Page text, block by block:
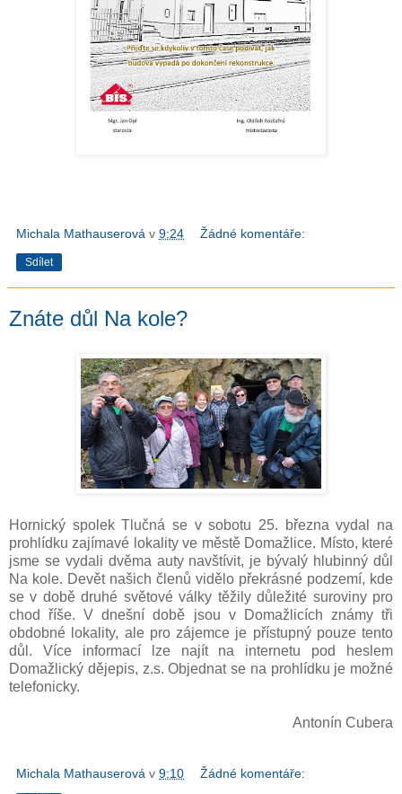
Michala Mathauserová v 9:24 Žádné komentáře:
Sdílet
Znáte důl Na kole?
Hornický spolek Tlučná se v sobotu 25. března vydal na
prohlídku zajímavé lokality ve městě Domažlice. Místo, které
jsme se vydali dvěma auty navštívit, je bývalý hlubinný důl
Na kole. Devět našich členů vidělo překrásné podzemí, kde
se v době druhé světové války těžily důležité suroviny pro
chod říše. V dnešní době jsou v Domažlicích známy tři
obdobné lokality, ale pro zájemce je přístupný pouze tento
důl. Více informací lze najít na internetu pod heslem
Domažlický dějepis, z.s. Objednat se na prohlídku je možné
telefonicky.
Antonín Cubera
Michala Mathauserová v 9:10 Žádné komentáře: